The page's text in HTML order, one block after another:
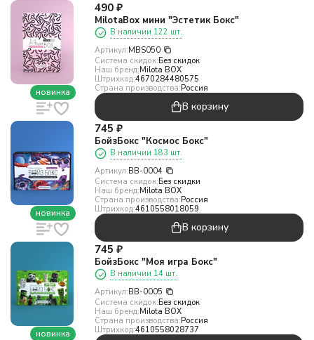
новинка
490 ₽
MilotaBox мини "Эстетик Бокс"
В наличии 122 шт.
Артикул:MBS050
Система скидок:Без скидок
Наш бренд:Milota BOX
Штрихкод:4670284480575
Страна производства:Россия
В корзину
новинка
745 ₽
БойзБокс "Космос Бокс"
В наличии 183 шт.
Артикул:BB-0004
Система скидок:Без скидки
Наш бренд:Milota BOX
Страна производства:Россия
Штрихкод:4610558018059
В корзину
новинка
745 ₽
БойзБокс "Моя игра Бокс"
В наличии 14 шт.
Артикул:BB-0005
Система скидок:Без скидок
Наш бренд:Milota BOX
Страна производства:Россия
Штрихкод:4610558028737